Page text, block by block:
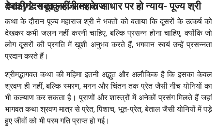
#day2 सबूत नहीं सत्य के आधार पर हो न्याय- पूज्य श्री देवकीनंदन ठाकुर जी महाराज
कथा के दौरान पूज्य महाराज श्री ने भक्तों को बताया कि दूसरों के उत्कर्ष को
देखकर कभी जलन नहीं करनी चाहिए, बल्कि प्रसन्न होना चाहिए, क्योंकि जो
लोग दूसरों की प्रगति में खुशी अनुभव करते हैं, भगवान स्वयं उन्हें प्रसन्नता
प्रदान करते हैं।
श्रीमद्भागवत कथा की महिमा इतनी अद्भुत और अलौकिक है कि इसका केवल
श्रवण ही नहीं, बल्कि स्मरण, मनन और चिंतन तक प्रेत जैसी नीच योनियों का
भी कल्याण कर सकता है। पुराणों और शास्त्रों में अनेकों प्रसंग मिलते हैं जहां
भागवत कथा श्रवण मात्र से प्रेत, पिशाच, भूत-प्रेत, बेताल जैसी योनियों में पड़े
हुए जीवों को भी परम गति प्राप्त हो गई।